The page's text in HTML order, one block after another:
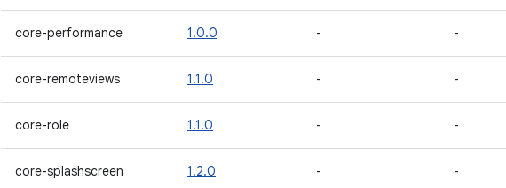
core-performance 1.0.0 - -
core-remoteviews 1.1.0 - -
core-role 1.1.0 - -
core-splashscreen 1.2.0 - -